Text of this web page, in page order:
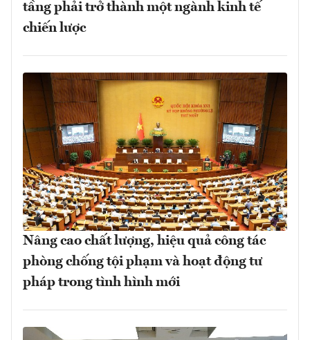
tầng phải trở thành một ngành kinh tế
chiến lược
Nâng cao chất lượng, hiệu quả công tác
phòng chống tội phạm và hoạt động tư
pháp trong tình hình mới